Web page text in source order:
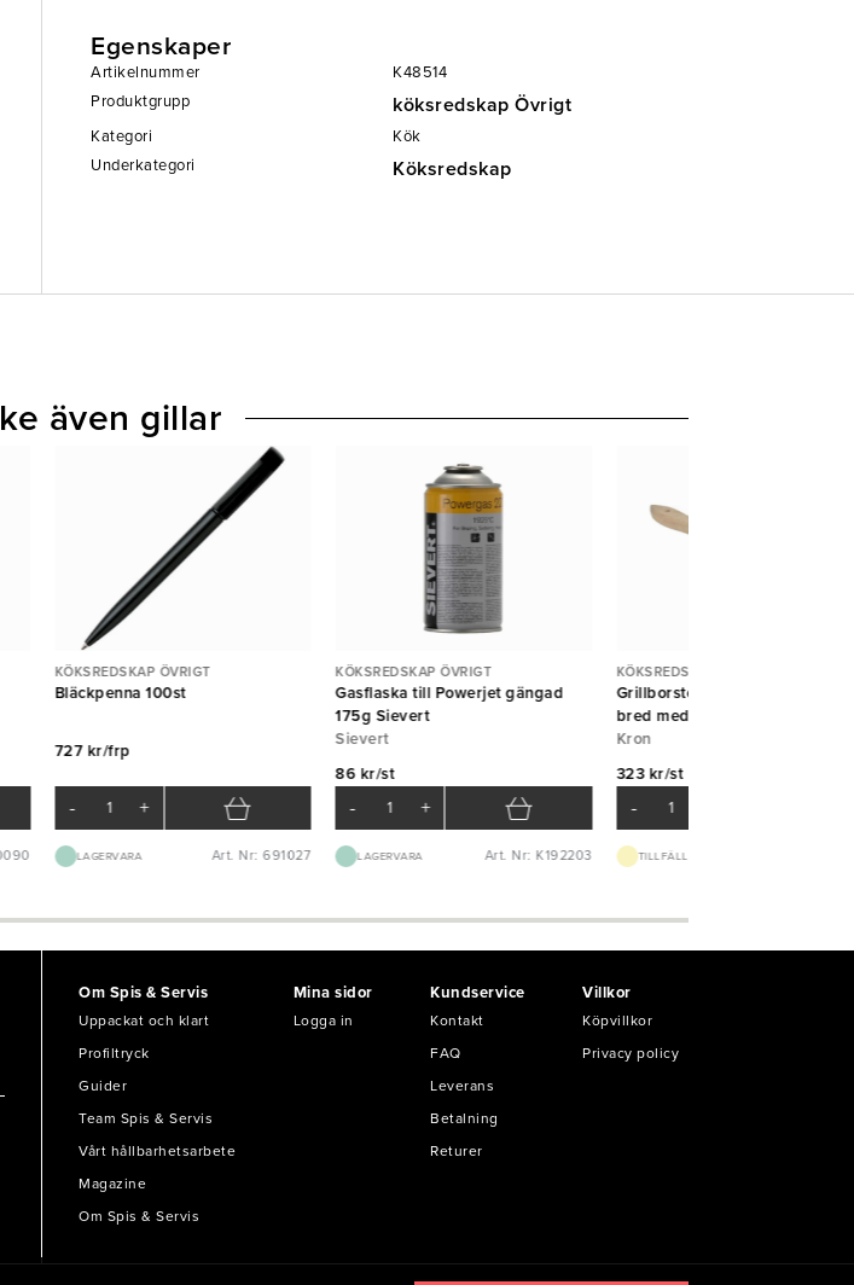
Egenskaper
Artikelnummer
K48514
Produktgrupp
köksredskap Övrigt
Kategori
Kök
Underkategori
Köksredskap
KÖKSREDSKAP ÖVRIGT
Bläckpenna 100st
727 kr/frp
- +
LAGERVARA Art. Nr: 691027
KÖKSREDSKAP ÖVRIGT
Gasflaska till Powerjet gängad
175g Sievert
Sievert
86 kr/st
- +
LAGERVARA Art. Nr: K192203
KÖKSREDSKAP ÖVRIGT
Grillborste huggblocksborste
bred med handtag
Kron
323 kr/st
-
TILLFÄLLIGT SLUT
även gillar
Om Spis & Servis
Uppackat och klart
Profiltryck
Guider
Team Spis & Servis
Vårt hållbarhetsarbete
Magazine
Om Spis & Servis
Mina sidor
Logga in
Kundservice
Kontakt
FAQ
Leverans
Betalning
Returer
Villkor
Köpvillkor
Privacy policy